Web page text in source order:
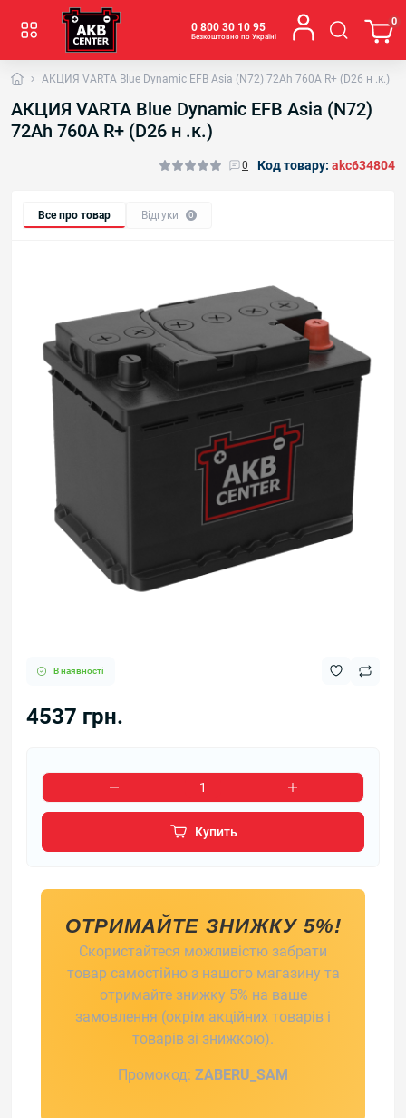
0 800 30 10 95
Безкоштовно по Україні
0
АКЦИЯ VARTA Blue Dynamic EFB Asia (N72) 72Ah 760A R+ (D26 н .к.)
АКЦИЯ VARTA Blue Dynamic EFB Asia (N72)
72Ah 760A R+ (D26 н .к.)
0 Код товару: akс634804
Все про товар Відгуки 0
В наявності
4537 грн.
Купить
ОТРИМАЙТЕ ЗНИЖКУ 5%!
Скористайтеся можливістю забрати
товар самостійно з нашого магазину та
отримайте знижку 5% на ваше
замовлення (окрім акційних товарів і
товарів зі знижкою).
Промокод: ZABERU_SAM